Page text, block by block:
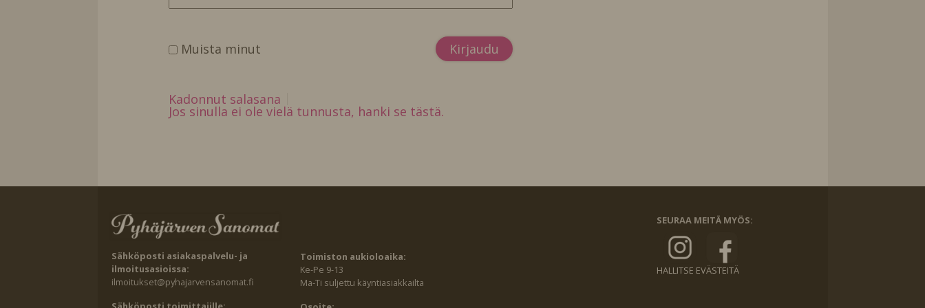
Muista minut
Kadonnut salasana
Jos sinulla ei ole vielä tunnusta, hanki se tästä.
Sähköposti asiakaspalvelu- ja
ilmoitusasioissa:
ilmoitukset@pyhajarvensanomat.fi
Toimiston aukioloaika:
Ke-Pe 9-13
Ma-Ti suljettu käyntiasiakkailta
SEURAA MEITÄ MYÖS:
HALLITSE EVÄSTEITÄ